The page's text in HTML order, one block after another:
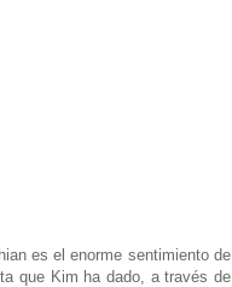
es el enorme sentimiento de
que Kim ha dado, a través de